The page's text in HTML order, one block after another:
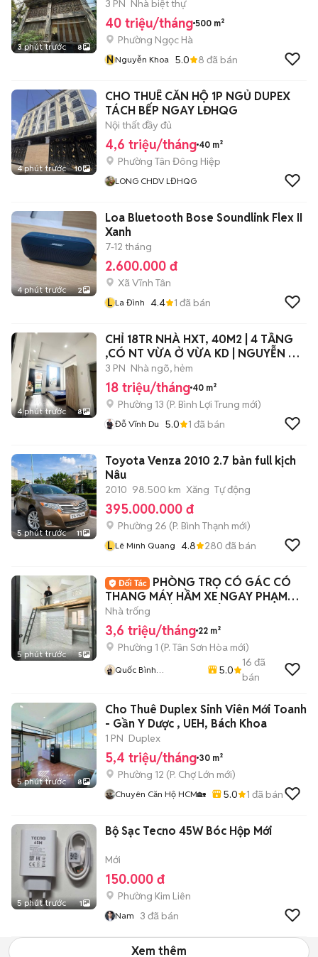
3 phút trước 8
3 PN Nhà biệt thự
40 triệu/tháng 500 m²
Phường Ngọc Hà
NNguyễn Khoa 5.0 8 đã bán
4 phút trước 10
CHO THUÊ CĂN HỘ 1P NGỦ DUPEX
TÁCH BẾP NGAY LĐHQG
Nội thất đầy đủ
4,6 triệu/tháng 40 m²
Phường Tân Đông Hiệp
LONG CHDV LĐHQG
4 phút trước 2
Loa Bluetooth Bose Soundlink Flex II
Xanh
7-12 tháng
2.600.000 đ
Xã Vĩnh Tân
L La Đình 4.4 1 đã bán
4 phút trước 8
CHỈ 18TR NHÀ HXT, 40M2 | 4 TẦNG
,CÓ NT VỪA Ở VỪA KD | NGUYỄN XÍ,
BT.
3 PN Nhà ngõ, hẻm
18 triệu/tháng 40 m²
Phường 13 (P. Bình Lợi Trung mới)
Đỗ Vĩnh Du 5.0 1 đã bán
5 phút trước 11
Toyota Venza 2010 2.7 bản full kịch
Nâu
2010 98.500 km Xăng Tự động
395.000.000 đ
Phường 26 (P. Bình Thạnh mới)
L Lê Minh Quang 4.8 280 đã bán
5 phút trước 5
PHÒNG TRỌ CÓ GÁC CÓ
THANG MÁY HẦM XE NGAY PHẠM
VĂN HAI GIÁ SINH VIÊN
Nhà trống
3,6 triệu/tháng 22 m²
Phường 1 (P. Tân Sơn Hòa mới)
Quốc Bình
5.0
16 đã
bán
5 phút trước 8
Cho Thuê Duplex Sinh Viên Mới Toanh
- Gần Y Dược , UEH, Bách Khoa
1 PN Duplex
5,4 triệu/tháng 30 m²
Phường 12 (P. Chợ Lớn mới)
Chuyên Căn Hộ HCM🏡 5.0 1 đã bán
5 phút trước 1
Bộ Sạc Tecno 45W Bóc Hộp Mới
Mới
150.000 đ
Phường Kim Liên
Nam 3 đã bán
Xem thêm